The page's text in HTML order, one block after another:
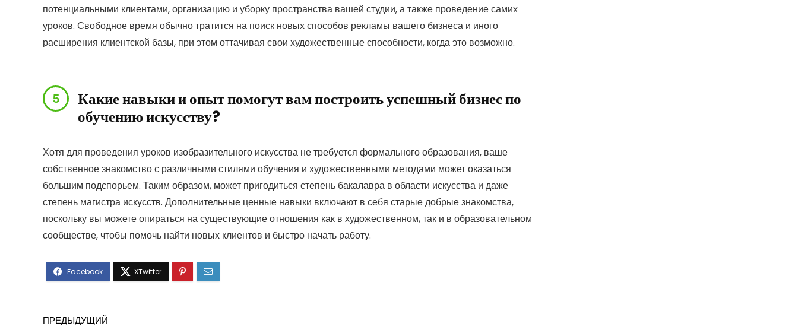
потенциальными клиентами, организацию и уборку пространства вашей студии, а также проведение самих
уроков. Свободное время обычно тратится на поиск новых способов рекламы вашего бизнеса и иного
расширения клиентской базы, при этом оттачивая свои художественные способности, когда это возможно.
Какие навыки и опыт помогут вам построить успешный бизнес по
обучению искусству?
Хотя для проведения уроков изобразительного искусства не требуется формального образования, ваше
собственное знакомство с различными стилями обучения и художественными методами может оказаться
большим подспорьем. Таким образом, может пригодиться степень бакалавра в области искусства и даже
степень магистра искусств. Дополнительные ценные навыки включают в себя старые добрые знакомства,
поскольку вы можете опираться на существующие отношения как в художественном, так и в образовательном
сообществе, чтобы помочь найти новых клиентов и быстро начать работу.
ПРЕДЫДУЩИЙ